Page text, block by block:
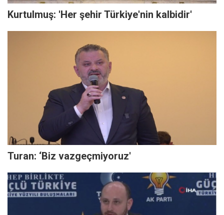
Kurtulmuş: 'Her şehir Türkiye'nin kalbidir'
Turan: ‘Biz vazgeçmiyoruz'